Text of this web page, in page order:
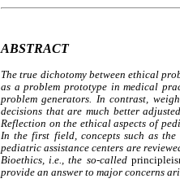
ABSTRACT
The true dichotomy between ethical
as a problem prototype in medical
problem generators. In contrast,
decisions that are much better
Reflection on the ethical aspects of
In the first field, concepts such as
pediatric assistance centers are
Bioethics, i.e., the so-called
provide an answer to major concerns